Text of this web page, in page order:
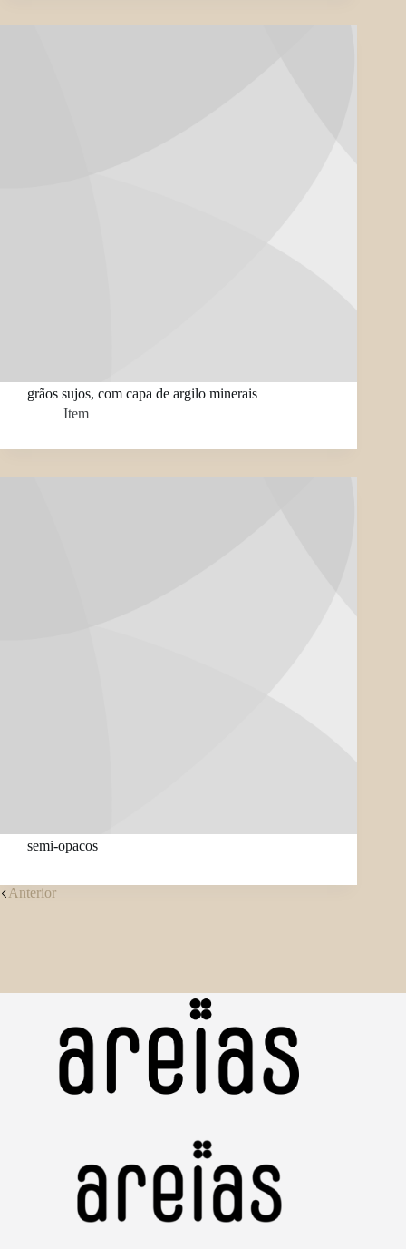
grãos sujos, com capa de argilo minerais
Item
semi-opacos
Anterior